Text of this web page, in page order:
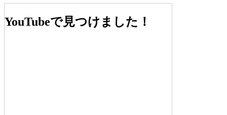
写真展,東京
2014/07/15
YouTubeで見つけました！